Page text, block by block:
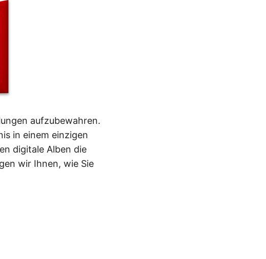
aufzubewahren.
in einem einzigen
digitale Alben die
wir Ihnen, wie Sie